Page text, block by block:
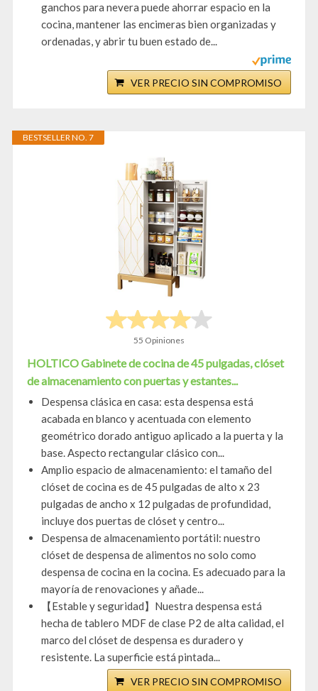
ganchos para nevera puede ahorrar espacio en la
cocina, mantener las encimeras bien organizadas y
ordenadas, y abrir tu buen estado de...
VER PRECIO SIN COMPROMISO
BESTSELLER NO. 7
55 Opiniones
HOLTICO Gabinete de cocina de 45 pulgadas, clóset
de almacenamiento con puertas y estantes...
Despensa clásica en casa: esta despensa está
acabada en blanco y acentuada con elemento
geométrico dorado antiguo aplicado a la puerta y la
base. Aspecto rectangular clásico con...
Amplio espacio de almacenamiento: el tamaño del
clóset de cocina es de 45 pulgadas de alto x 23
pulgadas de ancho x 12 pulgadas de profundidad,
incluye dos puertas de clóset y centro...
Despensa de almacenamiento portátil: nuestro
clóset de despensa de alimentos no solo como
despensa de cocina en la cocina. Es adecuado para la
mayoría de renovaciones y añade...
【Estable y seguridad】Nuestra despensa está
hecha de tablero MDF de clase P2 de alta calidad, el
marco del clóset de despensa es duradero y
resistente. La superficie está pintada...
VER PRECIO SIN COMPROMISO